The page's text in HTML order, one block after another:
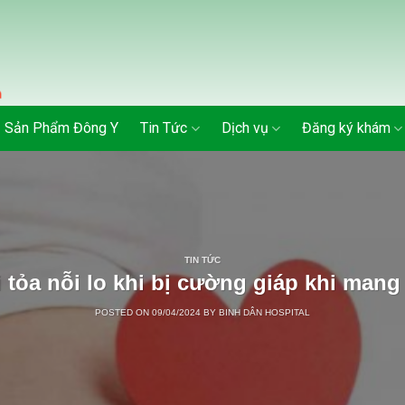
Sản Phẩm Đông Y Tin Tức Dịch vụ Đăng ký khám
TIN TỨC
tỏa nỗi lo khi bị cường giáp khi mang
POSTED ON 09/04/2024 BYBINH DÂN HOSPITAL